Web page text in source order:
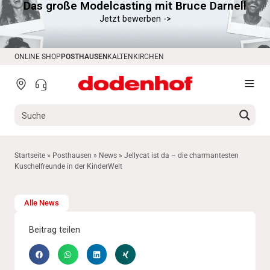
springen
Das große Modelcasting mit Bruce Darnell
Jetzt bewerben ->
ONLINE SHOP POSTHAUSEN KALTENKIRCHEN
Startseite » Posthausen » News » Jellycat ist da – die charmantesten
Kuschelfreunde in der KinderWelt
Beitrag teilen
Alle News